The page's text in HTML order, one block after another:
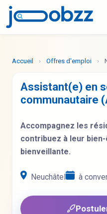
Accueil › Offres d'emploi ›
Assistant(e) en
communautaire
Accompagnez les
contribuez à leur bien-
bienveillante.
Neuchâtel à